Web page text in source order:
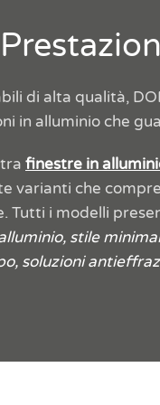
di alta qualità,
in alluminio che
finestre in
varianti che
Tutti i modelli
stile
soluzioni